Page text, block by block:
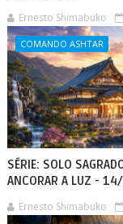
Ernesto Shimabuko
COMANDO ASHTAR
SÉRIE: SOLO
ANCORAR A LUZ -
Ernesto Shimabuko